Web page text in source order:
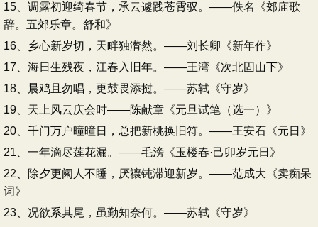
15、调露初迎绮春节，承云遽践苍霄驭。——佚名《郊庙歌
辞。五郊乐章。舒和》
16、乡心新岁切，天畔独潸然。——刘长卿《新年作》
17、海日生残夜，江春入旧年。——王湾《次北固山下》
18、晨鸡且勿唱，更鼓畏添挝。——苏轼《守岁》
19、天上风云庆会时——陈献章《元旦试笔（选一）》
20、千门万户曈曈日，总把新桃换旧符。——王安石《元日》
21、一年滴尽莲花漏。——毛滂《玉楼春·己卯岁元日》
22、除夕更阑人不睡，厌禳钝滞迎新岁。——范成大《卖痴呆
词》
23、况欲系其尾，虽勤知奈何。——苏轼《守岁》